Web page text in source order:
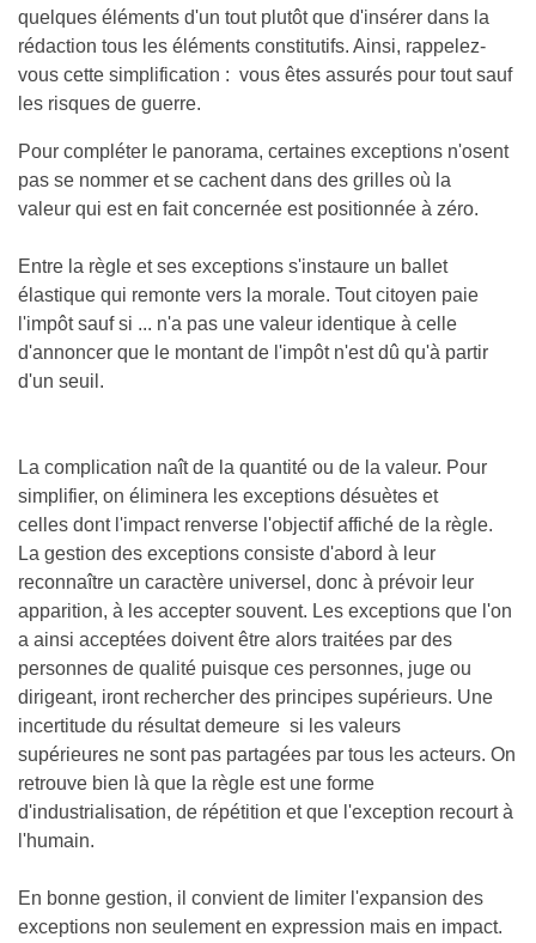
quelques éléments d'un tout plutôt que d'insérer dans la
rédaction tous les éléments constitutifs. Ainsi, rappelez-
vous cette simplification : vous êtes assurés pour tout sauf
les risques de guerre.
Pour compléter le panorama, certaines exceptions n'osent
pas se nommer et se cachent dans des grilles où la
valeur qui est en fait concernée est positionnée à zéro.
Entre la règle et ses exceptions s'instaure un ballet
élastique qui remonte vers la morale. Tout citoyen paie
l'impôt sauf si ... n'a pas une valeur identique à celle
d'annoncer que le montant de l'impôt n'est dû qu'à partir
d'un seuil.
La complication naît de la quantité ou de la valeur. Pour
simplifier, on éliminera les exceptions désuètes et
celles dont l'impact renverse l'objectif affiché de la règle.
La gestion des exceptions consiste d'abord à leur
reconnaître un caractère universel, donc à prévoir leur
apparition, à les accepter souvent. Les exceptions que l'on
a ainsi acceptées doivent être alors traitées par des
personnes de qualité puisque ces personnes, juge ou
dirigeant, iront rechercher des principes supérieurs. Une
incertitude du résultat demeure si les valeurs
supérieures ne sont pas partagées par tous les acteurs. On
retrouve bien là que la règle est une forme
d'industrialisation, de répétition et que l'exception recourt à
l'humain.
En bonne gestion, il convient de limiter l'expansion des
exceptions non seulement en expression mais en impact.